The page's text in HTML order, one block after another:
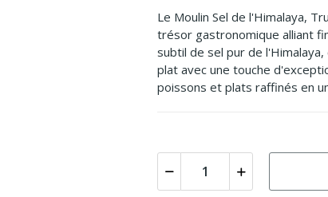
Le Moulin Sel de l'Himalaya,
trésor gastronomique alliant
subtil de sel pur de
plat avec une touche
poissons et plats raffinés en